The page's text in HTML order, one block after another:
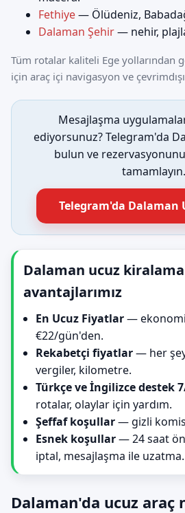
Fethiye— Ölüdeniz,
Dalaman Şehir— nehir,
Tüm rotalar kaliteli Ege yollarından
için araç içi navigasyon ve
Mesajlaşma
ediyorsunuz? Telegram'da
bulun ve
tamamlayın.
Telegram'da Dalaman
Dalaman ucuz kiralama
avantajlarımız
En Ucuz Fiyatlar—
€22/gün'den.
Rekabetçi fiyatlar— her
vergiler, kilometre.
Türkçe ve İngilizce destek
rotalar, olaylar için yardım.
Şeffaf koşullar— gizli
Esnek koşullar— 24 saat
iptal, mesajlaşma ile uzatma.
Dalaman'da ucuz araç